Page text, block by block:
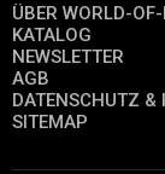
ÜBER WORLD-
KATALOG
NEWSLETTER
AGB
DATENSCHUTZ &
SITEMAP